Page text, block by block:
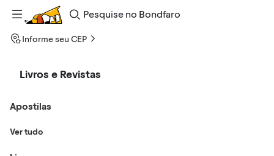
Pesquise
Bondfaro
Informe seu CEP
Livros e Revistas
Apostilas
Ver tudo